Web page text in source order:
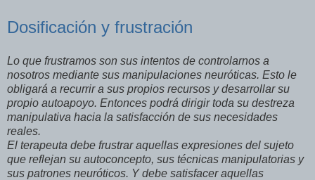
Dosificación y frustración
Lo que frustramos son sus intentos de controlarnos a
nosotros mediante sus manipulaciones neuróticas. Esto le
obligará a recurrir a sus propios recursos y desarrollar su
propio autoapoyo. Entonces podrá dirigir toda su destreza
manipulativa hacia la satisfacción de sus necesidades
reales.
El terapeuta debe frustrar aquellas expresiones del sujeto
que reflejan su autoconcepto, sus técnicas manipulatorias y
sus patrones neuróticos. Y debe satisfacer aquellas